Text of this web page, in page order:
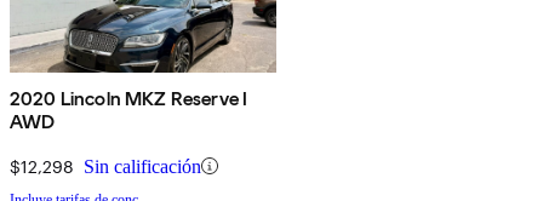
2020 Lincoln MKZ Reserve I
AWD
$12,298 Sin calificación